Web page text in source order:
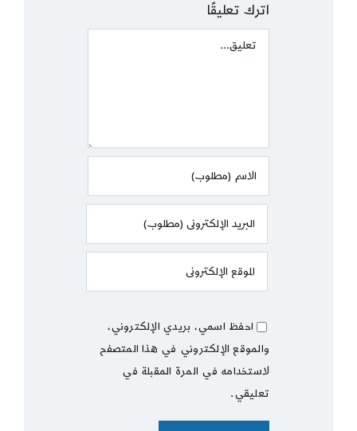
اترك تعليقًا
Comment
احفظ اسمي، بريدي الإلكتروني،
والموقع الإلكتروني في هذا المتصفح
لاستخدامه في المرة المقبلة في
تعليقي.